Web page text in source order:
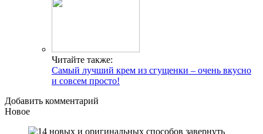
Читайте также:
Самый лучший крем из сгущенки – очень вкусно
и совсем просто!
Добавить комментарий
Новое